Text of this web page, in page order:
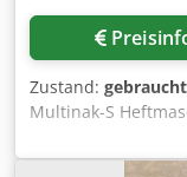
Zustand: gebraucht
Multinak-S
Gewicht: 98kg Auf
Sie organisieren: